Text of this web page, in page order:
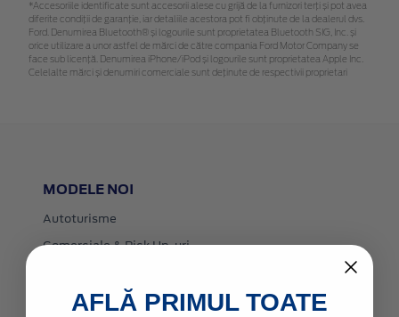
*Accesoriile identificate sunt accesorii alese cu grijă de la furnizori terți și pot avea
diferite condiții de garanție, iar detaliile acestora pot fi obținute de la dealerul dvs.
Ford. Denumirea Bluetooth® și logourile sunt proprietatea Bluetooth SIG, Inc. și
orice utilizare a unor astfel de mărci de către compania Ford Motor Company se
face sub licență. Denumirea iPhone/iPod și logourile sunt proprietatea Apple Inc.
Celelalte mărci și denumiri comerciale sunt deținute de respectivii proprietari
MODELE NOI
Autoturisme
Comerciale & Pick Up-uri
AFLĂ PRIMUL TOATE